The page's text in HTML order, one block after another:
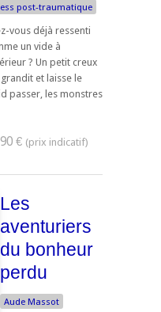
post-traumatique
vous déjà ressenti
un vide à
? Un petit creux
et laisse le
passer, les monstres
€
Les
aventuriers
du bonheur
perdu
Aude Massot